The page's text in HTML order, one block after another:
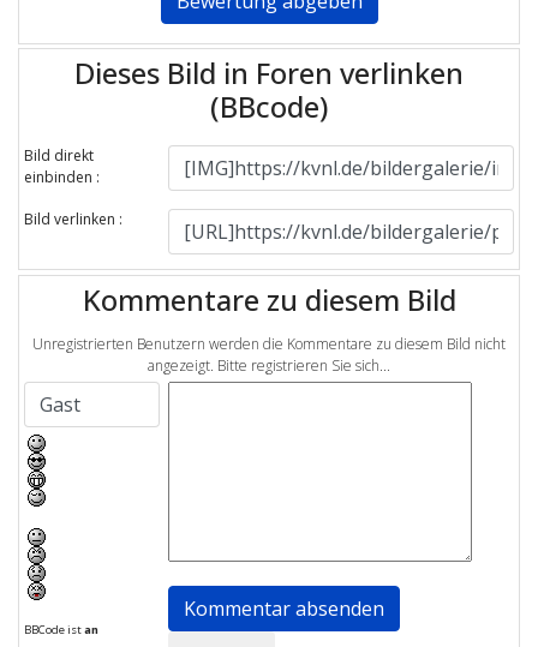
Dieses Bild in Foren verlinken
(BBcode)
Bild direkt
einbinden :
Bild verlinken :
Kommentare zu diesem Bild
Unregistrierten Benutzern werden die Kommentare zu diesem Bild nicht
angezeigt. Bitte registrieren Sie sich...
BBCode istan